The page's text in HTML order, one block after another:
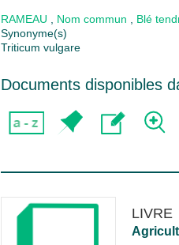
RAMEAU Nom commun
Blé
Synonyme(s)
Triticum vulgare
Documents disponibles
LIVRE